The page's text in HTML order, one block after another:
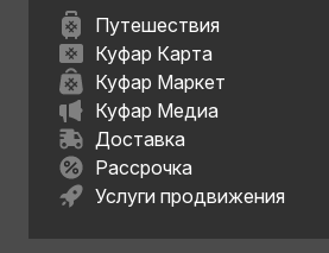
Путешествия
Куфар Карта
Куфар Маркет
Куфар Медиа
Доставка
Рассрочка
Услуги продвижения